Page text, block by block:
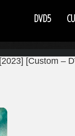
DVD5
[Custom –